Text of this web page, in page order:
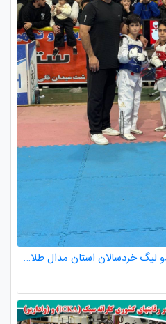
فینال مسابقات قهرمانی تکواندو لیگ خردسالان استان مدال طلا صدرا ظفری از باشگاه طلایی به مربیگری استاد عسکری مربی ارزنده باشگاه